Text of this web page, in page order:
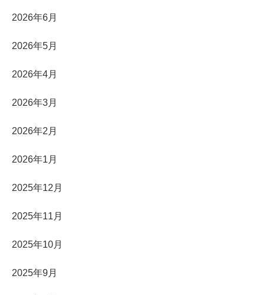
2026年6月
2026年5月
2026年4月
2026年3月
2026年2月
2026年1月
2025年12月
2025年11月
2025年10月
2025年9月